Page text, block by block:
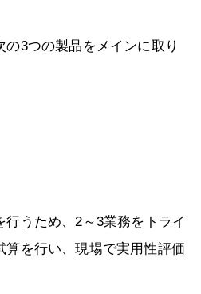
の3つの製品をメインに取り
行うため、2～3業務をトライ
算を行い、現場で実用性評価